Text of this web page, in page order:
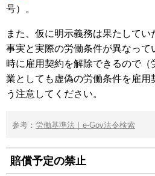
号）。
また、仮に明示義務は果たしてい
事実と実際の労働条件が異なって
時に雇用契約を解除できるので
業としても虚偽の労働条件を雇用
う注意してください。
参考： 労働基準法｜e-Gov法令検索
賠償予定の禁止